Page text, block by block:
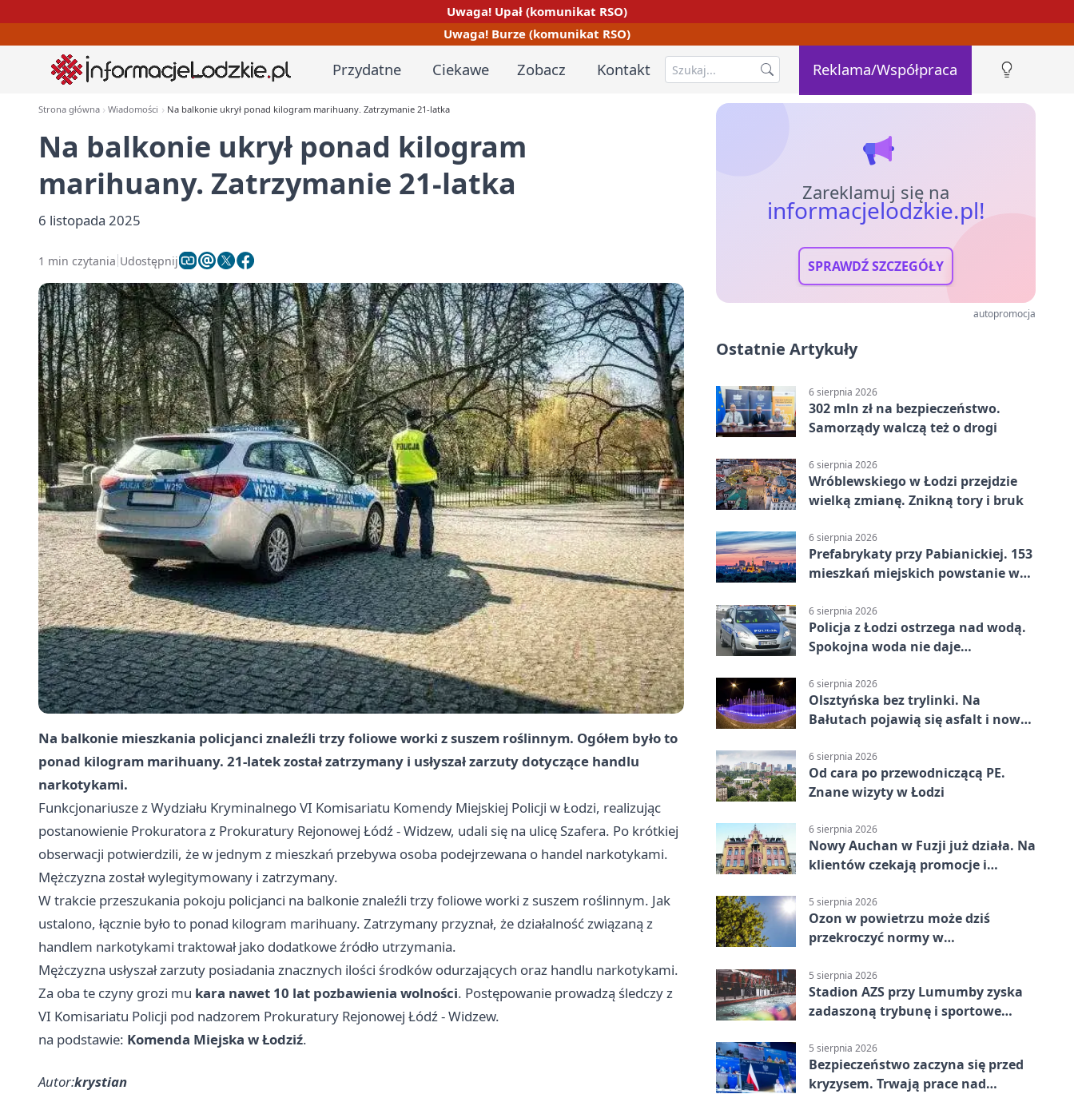
Uwaga! Upał (komunikat RSO)
Uwaga! Burze (komunikat RSO)
Przydatne Ciekawe Zobacz Kontakt Reklama/Współpraca
Strona główna Wiadomości Na balkonie ukrył ponad kilogram marihuany. Zatrzymanie 21-latka
Na balkonie ukrył ponad kilogram
marihuany. Zatrzymanie 21-latka
6 listopada 2025
1 min czytania Udostępnij
Na balkonie mieszkania policjanci znaleźli trzy foliowe worki z suszem roślinnym. Ogółem było to
ponad kilogram marihuany. 21-latek został zatrzymany i usłyszał zarzuty dotyczące handlu
narkotykami.
Funkcjonariusze z Wydziału Kryminalnego VI Komisariatu Komendy Miejskiej Policji w Łodzi, realizując
postanowienie Prokuratora z Prokuratury Rejonowej Łódź - Widzew, udali się na ulicę Szafera. Po krótkiej
obserwacji potwierdzili, że w jednym z mieszkań przebywa osoba podejrzewana o handel narkotykami.
Mężczyzna został wylegitymowany i zatrzymany.
W trakcie przeszukania pokoju policjanci na balkonie znaleźli trzy foliowe worki z suszem roślinnym. Jak
ustalono, łącznie było to ponad kilogram marihuany. Zatrzymany przyznał, że działalność związaną z
handlem narkotykami traktował jako dodatkowe źródło utrzymania.
Mężczyzna usłyszał zarzuty posiadania znacznych ilości środków odurzających oraz handlu narkotykami.
Za oba te czyny grozi mu kara nawet 10 lat pozbawienia wolności. Postępowanie prowadzą śledczy z
VI Komisariatu Policji pod nadzorem Prokuratury Rejonowej Łódź - Widzew.
na podstawie: Komenda Miejska w Łodziź.
Autor:krystian
Zareklamuj się na
informacjelodzkie.pl!
SPRAWDŹ SZCZEGÓŁY
autopromocja
Ostatnie Artykuły
6 sierpnia 2026
302 mln zł na bezpieczeństwo.
Samorządy walczą też o drogi
6 sierpnia 2026
Wróblewskiego w Łodzi przejdzie
wielką zmianę. Znikną tory i bruk
6 sierpnia 2026
Prefabrykaty przy Pabianickiej. 153
mieszkań miejskich powstanie w
6 sierpnia 2026
Policja z Łodzi ostrzega nad wodą.
Spokojna woda nie daje
6 sierpnia 2026
Olsztyńska bez trylinki. Na
Bałutach pojawią się asfalt i nowe
6 sierpnia 2026
Od cara po przewodniczącą PE.
Znane wizyty w Łodzi
6 sierpnia 2026
Nowy Auchan w Fuzji już działa. Na
klientów czekają promocje i
5 sierpnia 2026
Ozon w powietrzu może dziś
przekroczyć normy w
5 sierpnia 2026
Stadion AZS przy Lumumby zyska
zadaszoną trybunę i sportowe
5 sierpnia 2026
Bezpieczeństwo zaczyna się przed
kryzysem. Trwają prace nad